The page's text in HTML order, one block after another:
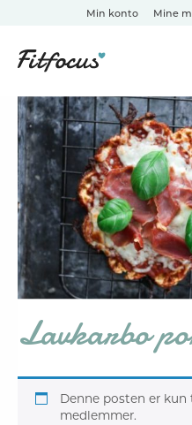
Min konto Mine
Lavkarbo
Denne posten er
medlemmer.